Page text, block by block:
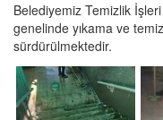
Belediyemiz Temizlik
genelinde yıkama ve
sürdürülmektedir.